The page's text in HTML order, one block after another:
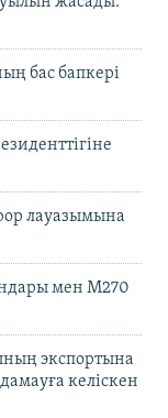
бас бапкері
лауазымына
мен M270
экспортына
келіскен